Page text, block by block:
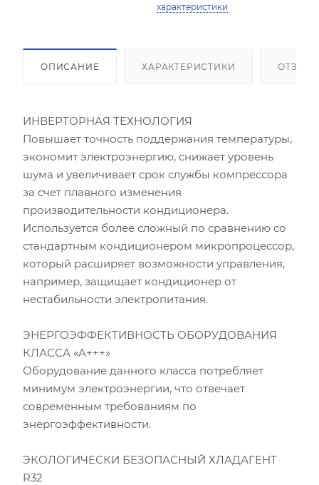
характеристики
ОПИСАНИЕ ХАРАКТЕРИСТИКИ
ИНВЕРТОРНАЯ ТЕХНОЛОГИЯ
Повышает точность поддержания температуры,
экономит электроэнергию, снижает уровень
шума и увеличивает срок службы компрессора
за счет плавного изменения
производительности кондиционера.
Используется более сложный по сравнению со
стандартным кондиционером микропроцессор,
который расширяет возможности управления,
например, защищает кондиционер от
нестабильности электропитания.
ЭНЕРГОЭФФЕКТИВНОСТЬ ОБОРУДОВАНИЯ
КЛАССА «A+++»
Оборудование данного класса потребляет
минимум электроэнергии, что отвечает
современным требованиям по
энергоэффективности.
ЭКОЛОГИЧЕСКИ БЕЗОПАСНЫЙ ХЛАДАГЕНТ
R32
Площадь помещения (кв.м)
Высота потолка (м)
Инсоляция (степень освещенности солнцем)